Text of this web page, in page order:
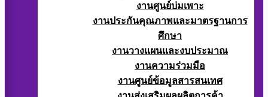
งานศูนย์บ่มเพาะ
งานประกันคุณภาพและมาตรฐานการ
ศึกษา
งานวางแผนและงบประมาณ
งานความร่วมมือ
งานศูนย์ข้อมูลสารสนเทศ